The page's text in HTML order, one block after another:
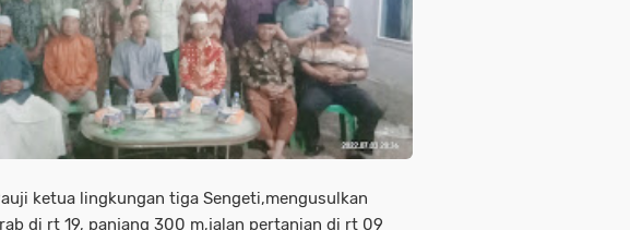
ketua lingkungan tiga Sengeti,mengusulkan
di rt 19, panjang 300 m,jalan pertanian di rt 09